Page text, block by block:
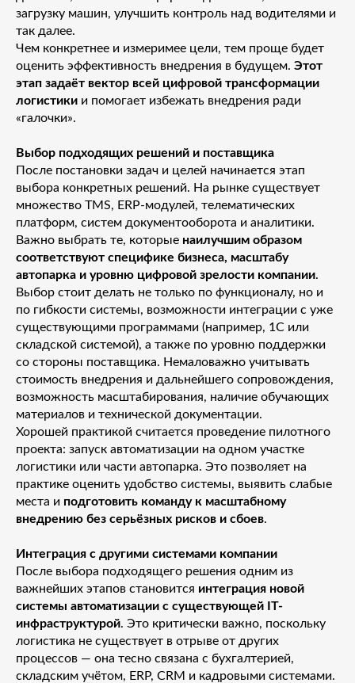
загрузку машин, улучшить контроль над водителями и
так далее.
Чем конкретнее и измеримее цели, тем проще будет
оценить эффективность внедрения в будущем. Этот
этап задаёт вектор всей цифровой трансформации
логистики и помогает избежать внедрения ради
«галочки».
Выбор подходящих решений и поставщика
После постановки задач и целей начинается этап
выбора конкретных решений. На рынке существует
множество TMS, ERP-модулей, телематических
платформ, систем документооборота и аналитики.
Важно выбрать те, которые наилучшим образом
соответствуют специфике бизнеса, масштабу
автопарка и уровню цифровой зрелости компании.
Выбор стоит делать не только по функционалу, но и
по гибкости системы, возможности интеграции с уже
существующими программами (например, 1С или
складской системой), а также по уровню поддержки
со стороны поставщика. Немаловажно учитывать
стоимость внедрения и дальнейшего сопровождения,
возможность масштабирования, наличие обучающих
материалов и технической документации.
Хорошей практикой считается проведение пилотного
проекта: запуск автоматизации на одном участке
логистики или части автопарка. Это позволяет на
практике оценить удобство системы, выявить слабые
места и подготовить команду к масштабному
внедрению без серьёзных рисков и сбоев.
Интеграция с другими системами компании
После выбора подходящего решения одним из
важнейших этапов становится интеграция новой
системы автоматизации с существующей IT-
инфраструктурой. Это критически важно, поскольку
логистика не существует в отрыве от других
процессов — она тесно связана с бухгалтерией,
складским учётом, ERP, CRM и кадровыми системами.